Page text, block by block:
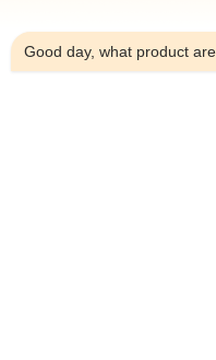
Good day, what product